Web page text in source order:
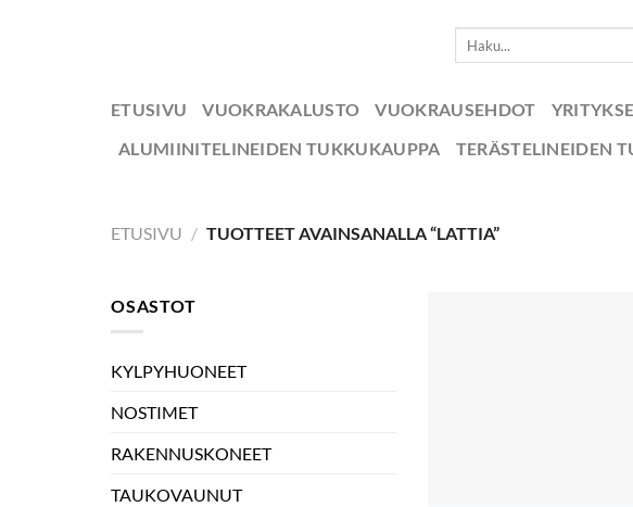
ETUSIVU VUOKRAKALUSTO VUOKRAUSEHDOT
ALUMIINITELINEIDEN TUKKUKAUPPA
TERÄSTELINEIDEN
ETUSIVU / TUOTTEET AVAINSANALLA “LATTIA”
OSASTOT
KYLPYHUONEET
NOSTIMET
RAKENNUSKONEET
TAUKOVAUNUT